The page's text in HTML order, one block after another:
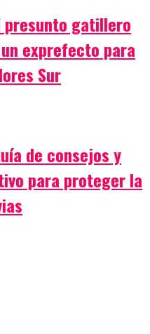
presunto gatillero
exprefecto para
Sur
de consejos y
para proteger la